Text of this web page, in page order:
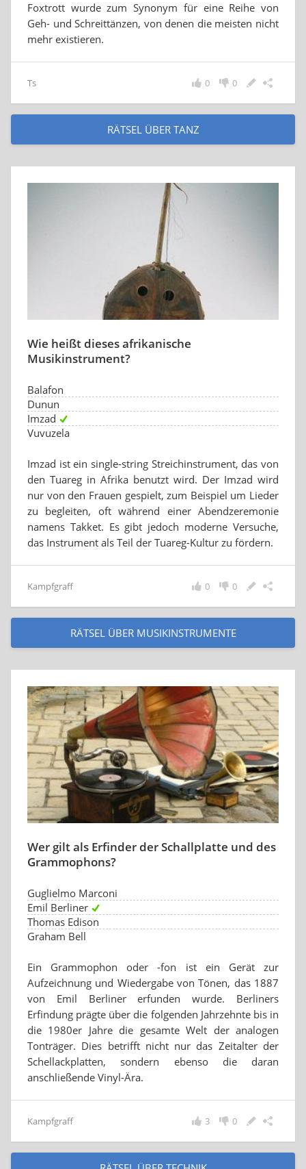
Foxtrott wurde zum Synonym für eine Reihe von
Geh- und Schreittänzen, von denen die meisten nicht
mehr existieren.
Ts 0
0
RÄTSEL ÜBER TANZ
Wie heißt dieses afrikanische
Musikinstrument?
Balafon
Dunun
Imzad
Vuvuzela
Imzad ist ein single-string Streichinstrument, das von
den Tuareg in Afrika benutzt wird. Der Imzad wird
nur von den Frauen gespielt, zum Beispiel um Lieder
zu begleiten, oft während einer Abendzeremonie
namens Takket. Es gibt jedoch moderne Versuche,
das Instrument als Teil der Tuareg-Kultur zu fördern.
Kampfgraff 0
0
RÄTSEL ÜBER MUSIKINSTRUMENTE
Wer gilt als Erfinder der Schallplatte und des
Grammophons?
Guglielmo Marconi
Emil Berliner
Thomas Edison
Graham Bell
Ein Grammophon oder -fon ist ein Gerät zur
Aufzeichnung und Wiedergabe von Tönen, das 1887
von Emil Berliner erfunden wurde. Berliners
Erfindung prägte über die folgenden Jahrzehnte bis in
die 1980er Jahre die gesamte Welt der analogen
Tonträger. Dies betrifft nicht nur das Zeitalter der
Schellackplatten, sondern ebenso die daran
anschließende Vinyl-Ära.
Kampfgraff 0
3